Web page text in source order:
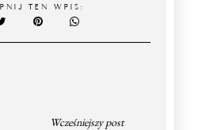
TEN WPIS:
Wcześniejszy post